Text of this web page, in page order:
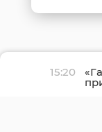
15:20